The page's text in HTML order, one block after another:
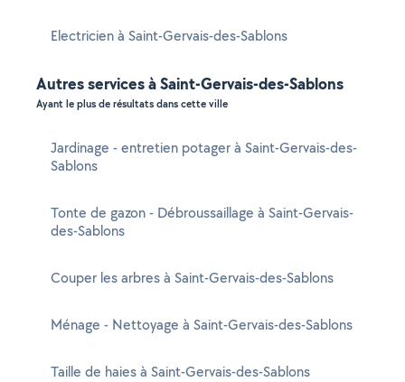
Electricien à Saint-Gervais-des-Sablons
Autres services à Saint-Gervais-des-Sablons
Ayant le plus de résultats dans cette ville
Jardinage - entretien potager à Saint-Gervais-des-
Sablons
Tonte de gazon - Débroussaillage à Saint-Gervais-
des-Sablons
Couper les arbres à Saint-Gervais-des-Sablons
Ménage - Nettoyage à Saint-Gervais-des-Sablons
Taille de haies à Saint-Gervais-des-Sablons